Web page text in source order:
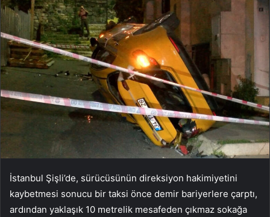
İstanbul Şişli’de, sürücüsünün direksiyon hakimiyetini
kaybetmesi sonucu bir taksi önce demir bariyerlere çarptı,
ardından yaklaşık 10 metrelik mesafeden çıkmaz sokağa